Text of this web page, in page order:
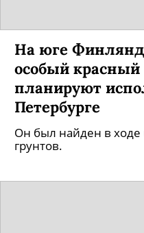
На юге
особый красный
планируют
Петербурге
Он был найден в ходе
грунтов.